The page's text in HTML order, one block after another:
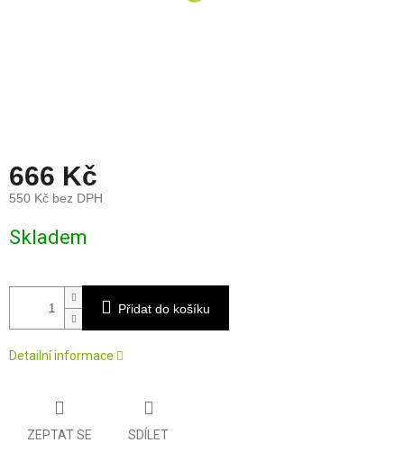
666 Kč
550 Kč bez DPH
cena:
Skladem
Přidat do košíku
Detailní informace
ZEPTAT SE SDÍLET